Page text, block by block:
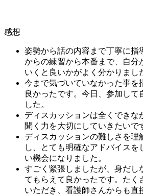
感想
姿勢から話の内容まで丁寧に指
からの練習から本番まで、自分
いくと良いかがよく分かりまし
今まで気づいていなかった事を
良かったです。今日、参加して
した。
ディスカッションは全くできな
聞く力を大切にしていきたいで
ディスカッションの難しさを理
し、とても明確なアドバイスを
い機会になりました。
すごく緊張しましたが、身だし
てもらえて良かったです。たく
いただき、看護師さんからも直